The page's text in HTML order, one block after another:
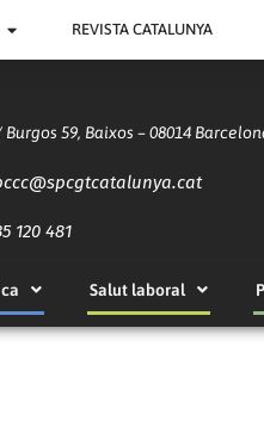
REVISTA CATALUNYA
Burgos 59, Baixos – 08014
spcgtcatalunya.cat
120 481
Salut laboral